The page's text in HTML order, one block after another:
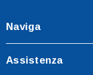
Naviga
Assistenza